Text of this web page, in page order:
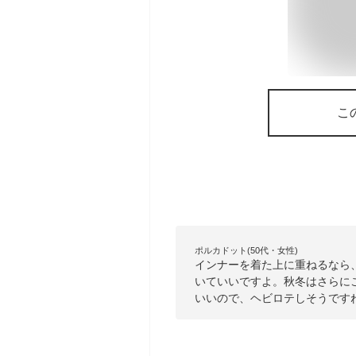
こ
ポルカドット(50代・女性)
インナーを着た上に重ねるな
いていいですよ。秋冬はさら
いいので、ヘビロテしそうです